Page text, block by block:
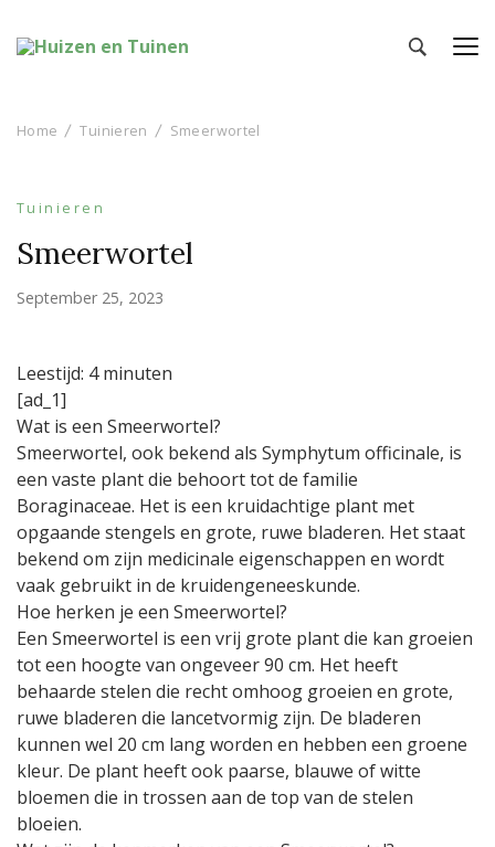
Home Tuinieren Smeerwortel
Tuinieren
Smeerwortel
September 25, 2023
Leestijd: 4 minuten
[ad_1]
Wat is een Smeerwortel?
Smeerwortel, ook bekend als Symphytum officinale, is
een vaste plant die behoort tot de familie
Boraginaceae. Het is een kruidachtige plant met
opgaande stengels en grote, ruwe bladeren. Het staat
bekend om zijn medicinale eigenschappen en wordt
vaak gebruikt in de kruidengeneeskunde.
Hoe herken je een Smeerwortel?
Een Smeerwortel is een vrij grote plant die kan groeien
tot een hoogte van ongeveer 90 cm. Het heeft
behaarde stelen die recht omhoog groeien en grote,
ruwe bladeren die lancetvormig zijn. De bladeren
kunnen wel 20 cm lang worden en hebben een groene
kleur. De plant heeft ook paarse, blauwe of witte
bloemen die in trossen aan de top van de stelen
bloeien.